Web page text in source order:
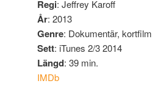
Regi: Jeffrey Karoff
År: 2013
Genre: Dokumentär, kortfilm
Sett: iTunes 2/3 2014
Längd: 39 min.
IMDb